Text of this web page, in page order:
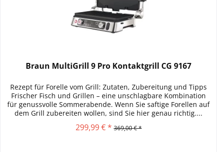
Braun MultiGrill 9 Pro Kontaktgrill CG 9167
Rezept für Forelle vom Grill: Zutaten, Zubereitung und Tipps
Frischer Fisch und Grillen – eine unschlagbare Kombination
für genussvolle Sommerabende. Wenn Sie saftige Forellen auf
dem Grill zubereiten wollen, sind Sie hier genau richtig....
299,99 € * 369,00 € *